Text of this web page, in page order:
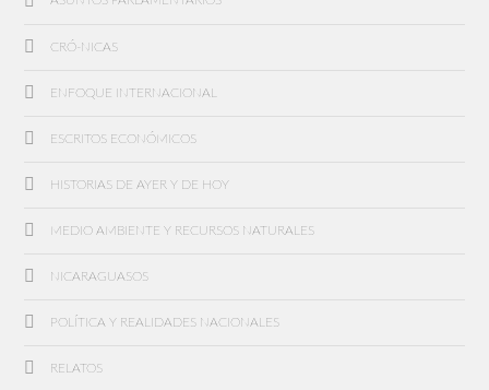
CRÓ-NICAS
ENFOQUE INTERNACIONAL
ESCRITOS ECONÓMICOS
HISTORIAS DE AYER Y DE HOY
MEDIO AMBIENTE Y RECURSOS NATURALES
NICARAGUASOS
POLÍTICA Y REALIDADES NACIONALES
RELATOS